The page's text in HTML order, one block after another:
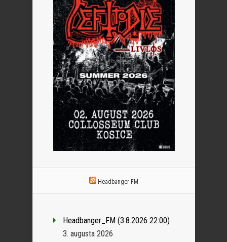
Headbanger FM
Headbanger_FM (3.8.2026 22:00)
3. augusta 2026